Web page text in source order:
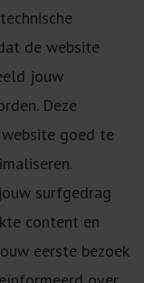
de website
jouw
Deze
goed te
surfgedrag
content en
eerste bezoek